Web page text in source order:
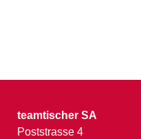
teamtischer SA
Poststrasse 4